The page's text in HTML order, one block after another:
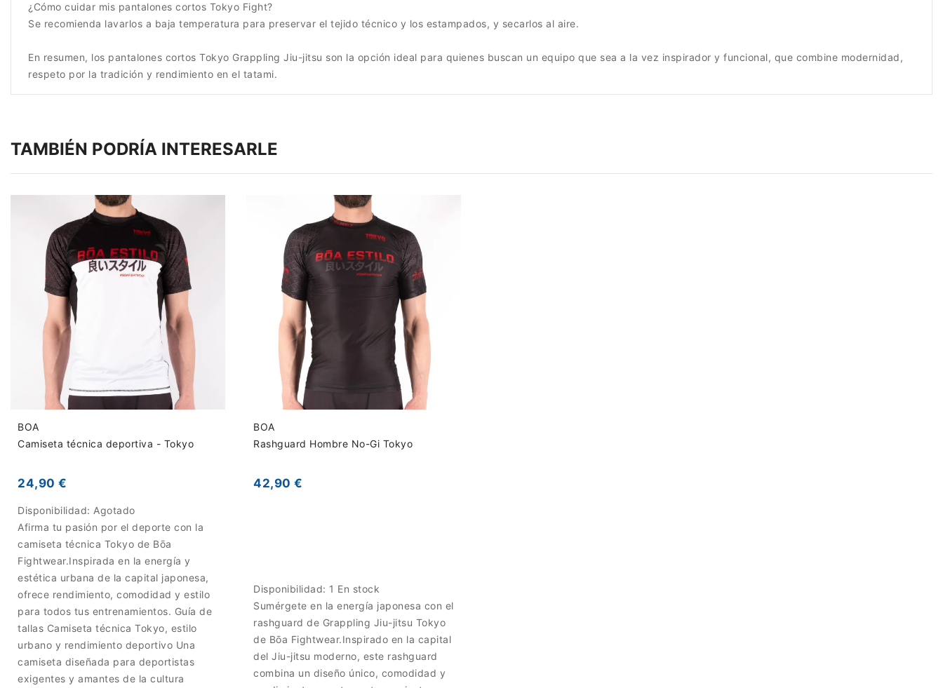
¿Cómo cuidar mis pantalones cortos Tokyo Fight?
Se recomienda lavarlos a baja temperatura para preservar el tejido técnico y los estampados, y secarlos al aire.
En resumen, los pantalones cortos Tokyo Grappling Jiu-jitsu son la opción ideal para quienes buscan un equipo que sea a la vez inspirador y funcional, que combine modernidad,
respeto por la tradición y rendimiento en el tatami.
TAMBIÉN PODRÍA INTERESARLE
BOA
Camiseta técnica deportiva - Tokyo
24,90 €
Disponibilidad: Agotado
Afirma tu pasión por el deporte con la
camiseta técnica Tokyo de Bōa
Fightwear.Inspirada en la energía y
estética urbana de la capital japonesa,
ofrece rendimiento, comodidad y estilo
para todos tus entrenamientos. Guía de
tallas Camiseta técnica Tokyo, estilo
urbano y rendimiento deportivo Una
camiseta diseñada para deportistas
exigentes y amantes de la cultura
BOA
Rashguard Hombre No-Gi Tokyo
42,90 €
Disponibilidad: 1 En stock
Sumérgete en la energía japonesa con el
rashguard de Grappling Jiu-jitsu Tokyo
de Bōa Fightwear.Inspirado en la capital
del Jiu-jitsu moderno, este rashguard
combina un diseño único, comodidad y